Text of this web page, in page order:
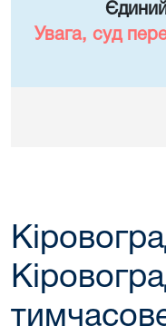
Увага, суд